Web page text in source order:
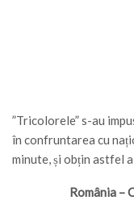
”Tricolorele” s-au
în confruntarea cu
minute, și obțin astfel
România –